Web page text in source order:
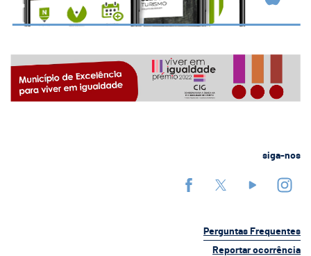
siga-nos
Perguntas Frequentes
Reportar ocorrência